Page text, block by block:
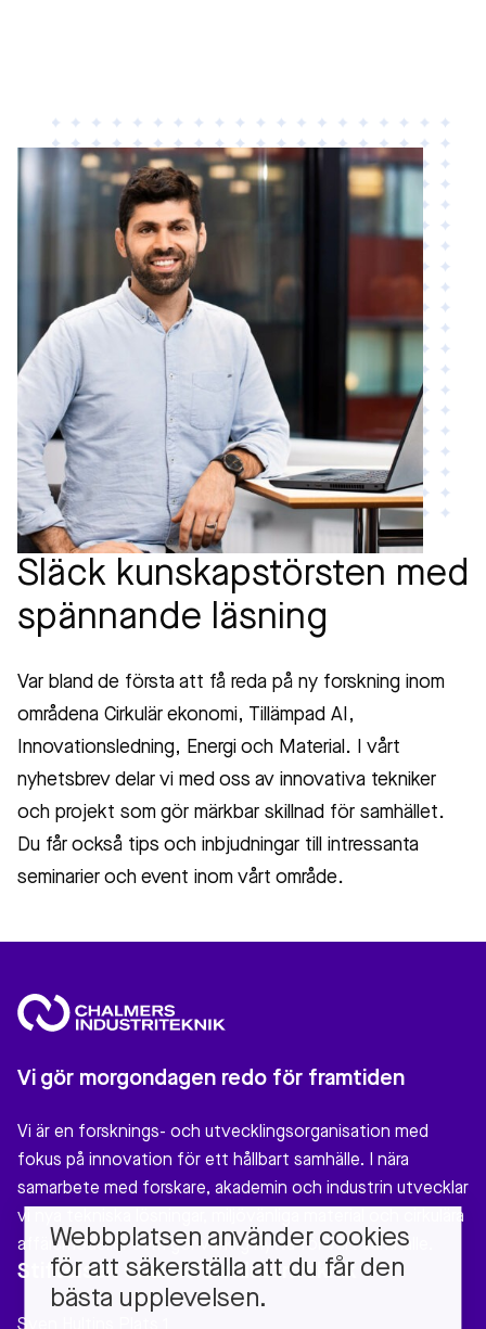
Släck kunskapstörsten med
spännande läsning
Var bland de första att få reda på ny forskning inom
områdena Cirkulär ekonomi, Tillämpad AI,
Innovationsledning, Energi och Material. I vårt
nyhetsbrev delar vi med oss av innovativa tekniker
och projekt som gör märkbar skillnad för samhället.
Du får också tips och inbjudningar till intressanta
seminarier och event inom vårt område.
Vi gör morgondagen redo för framtiden
Vi är en forsknings- och utvecklingsorganisation med
fokus på innovation för ett hållbart samhälle. I nära
samarbete med forskare, akademin och industrin utvecklar
vi nya tekniska lösningar, miljövänliga material och cirkulära
affärsmodeller som gör verklig nytta för vårt samhälle.
Stiftelsen Chalmers Industriteknik
Webbplatsen använder cookies
för att säkerställa att du får den
bästa upplevelsen.